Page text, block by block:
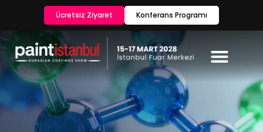
Ücretsiz Ziyaret Konferans Programı